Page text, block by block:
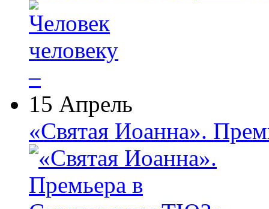
15 Апрель
«Святая Иоанна».